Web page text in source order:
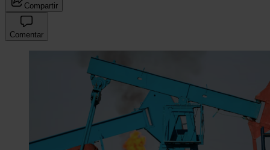
Compartir
Comentar